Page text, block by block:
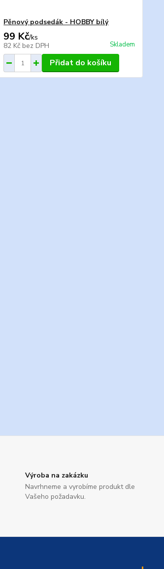
Pěnový podsedák - HOBBY bílý
99 Kč/ks
82 Kč bez DPH Skladem
Přidat do košíku
Výroba na zakázku
Navrhneme a vyrobíme produkt dle
Vašeho požadavku.